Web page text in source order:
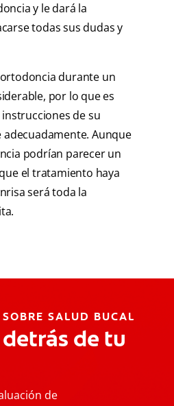
y le dará la
todas sus dudas y
durante un
por lo que es
de su
Aunque
podrían parecer un
el tratamiento haya
será toda la
SALUD BUCAL
de tu
de